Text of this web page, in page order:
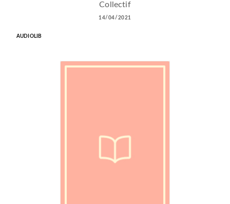
Collectif
14/04/2021
AUDIOLIB